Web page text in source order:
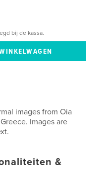
bij de kassa.
images from Oia
Images are
&